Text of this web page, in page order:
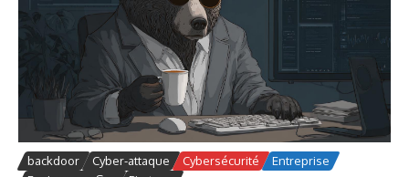
backdoor Cyber-attaque Cybersécurité
Entreprise